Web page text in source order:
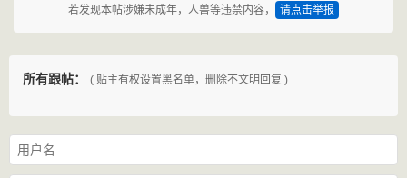
若发现本帖涉嫌未成年，人兽等违禁内容，
请点击举报
所有跟帖： ( 贴主有权设置黑名单，删除不文明回复 )